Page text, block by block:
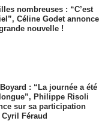
nombreuses : “C’est
Céline Godet annonce
nouvelle !
: “La journée a été
Philippe Risoli
sur sa participation
Cyril Féraud